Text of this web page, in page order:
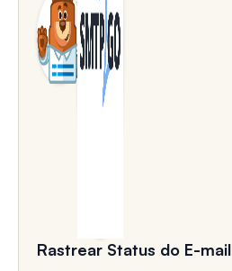
Rastrear Status do E-mail